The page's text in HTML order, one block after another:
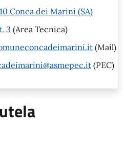
Conca dei Marini (SA)
3 (Area Tecnica)
(Mail)
(PEC)